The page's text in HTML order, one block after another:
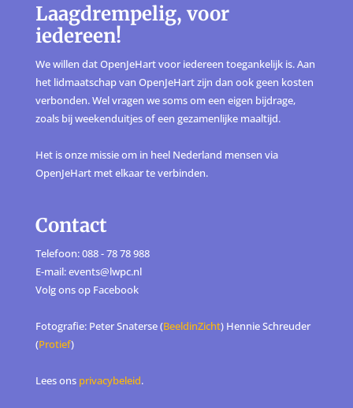
Laagdrempelig, voor
iedereen!
We willen dat OpenJeHart voor iedereen toegankelijk is. Aan
het lidmaatschap van OpenJeHart zijn dan ook geen kosten
verbonden. Wel vragen we soms om een eigen bijdrage,
zoals bij weekenduitjes of een gezamenlijke maaltijd.
Het is onze missie om in heel Nederland mensen via
OpenJeHart met elkaar te verbinden.
Contact
Telefoon: 088 - 78 78 988
E-mail: events@lwpc.nl
Volg ons op Facebook
Fotografie: Peter Snaterse (BeeldinZicht) Hennie Schreuder
(Protief)
Lees ons privacybeleid.